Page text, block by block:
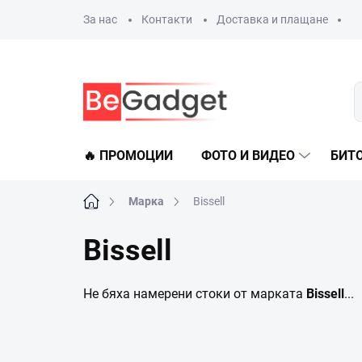
За нас Контакти Доставка и плащане
🔥 ПРОМОЦИИ ФОТО И ВИДЕО
НачалоМарка Bissell
Bissell
Не бяха намерени стоки от марката Bissell...